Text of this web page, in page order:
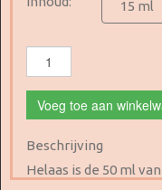
15 ml
Voeg toe aan
Beschrijving
Helaas is de 50 ml